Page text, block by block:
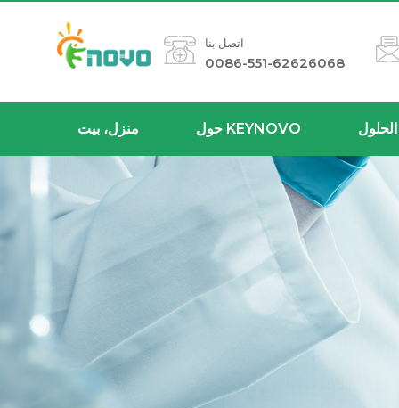
اتصل بنا
0086-551-62626068
منزل، بيت حول KEYNOVO الحلول